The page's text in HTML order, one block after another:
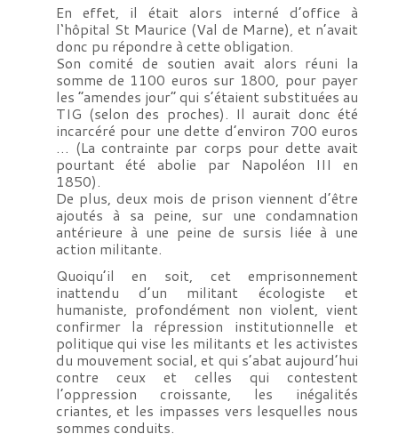
En effet, il était alors interné d’office à
l‘hôpital St Maurice (Val de Marne), et n’avait
donc pu répondre à cette obligation.
Son comité de soutien avait alors réuni la
somme de 1100 euros sur 1800, pour payer
les “amendes jour” qui s’étaient substituées au
TIG (selon des proches). Il aurait donc été
incarcéré pour une dette d’environ 700 euros
… (La contrainte par corps pour dette avait
pourtant été abolie par Napoléon III en
1850).
De plus, deux mois de prison viennent d’être
ajoutés à sa peine, sur une condamnation
antérieure à une peine de sursis liée à une
action militante.
Quoiqu’il en soit, cet emprisonnement
inattendu d’un militant écologiste et
humaniste, profondément non violent, vient
confirmer la répression institutionnelle et
politique qui vise les militants et les activistes
du mouvement social, et qui s’abat aujourd’hui
contre ceux et celles qui contestent
l’oppression croissante, les inégalités
criantes, et les impasses vers lesquelles nous
sommes conduits.